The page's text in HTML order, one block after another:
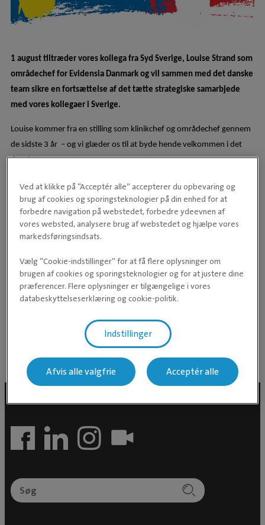
1 august tiltræder vores kollega fra Syd Sverige, Louise Strand som
områdechef for Evidensia Danmark og vil sammen med det danske
team sikre en fortsættelse af det tætte strategiske samarbjede
med vores kollegaer i Sverige.
Louise kommer fra en stilling som klinikchef og områdechef gennem
de sidste 3 år – og vi glæder os til at byde hende velkommen i det
danske team.
Ligeledes byder vi velkommen til Tomas Nanasi, hospitalschef for
Malmø Dyrehospital og områderådechef Sydsverige, som fremover
vil udvide sit ansvarsområde til også at omfatte Danmark.
Danmark gennem de sidste 8 år glæder sig til at give stafetten videre
til Louise og Tomas.
kollegaer, medarbejdere og samarbejdspartnere for et rigtig godt
og frugtbart samarbejde”..........Ulla
Ved at klikke på “Acceptér alle” accepterer du opbevaring og
brug af cookies og sporingsteknologier på din enhed for at
forbedre navigation på webstedet, forbedre ydeevnen af
vores websted, analysere brug af webstedet og hjælpe vores
markedsføringsindsats.
Vælg “Cookie-indstillinger” for at få flere oplysninger om
brugen af cookies og sporingsteknologier og for at justere dine
præferencer. Flere oplysninger er tilgængelige i vores
databeskyttelseserklæring og cookie-politik.
Indstillinger
Afvis alle valgfrie Acceptér alle